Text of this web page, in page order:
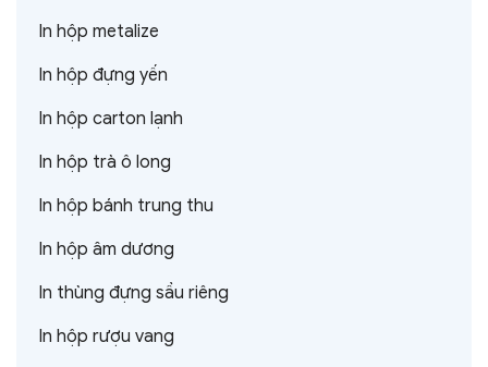
In hộp metalize
In hộp đựng yến
In hộp carton lạnh
In hộp trà ô long
In hộp bánh trung thu
In hộp âm dương
In thùng đựng sầu riêng
In hộp rượu vang